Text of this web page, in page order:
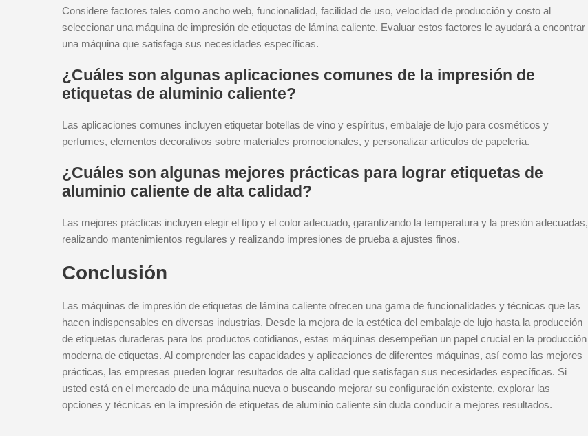
Considere factores tales como ancho web, funcionalidad, facilidad de uso, velocidad de producción y costo al
seleccionar una máquina de impresión de etiquetas de lámina caliente. Evaluar estos factores le ayudará a encontrar
una máquina que satisfaga sus necesidades específicas.
¿Cuáles son algunas aplicaciones comunes de la impresión de
etiquetas de aluminio caliente?
Las aplicaciones comunes incluyen etiquetar botellas de vino y espíritus, embalaje de lujo para cosméticos y
perfumes, elementos decorativos sobre materiales promocionales, y personalizar artículos de papelería.
¿Cuáles son algunas mejores prácticas para lograr etiquetas de
aluminio caliente de alta calidad?
Las mejores prácticas incluyen elegir el tipo y el color adecuado, garantizando la temperatura y la presión adecuadas,
realizando mantenimientos regulares y realizando impresiones de prueba a ajustes finos.
Conclusión
Las máquinas de impresión de etiquetas de lámina caliente ofrecen una gama de funcionalidades y técnicas que las
hacen indispensables en diversas industrias. Desde la mejora de la estética del embalaje de lujo hasta la producción
de etiquetas duraderas para los productos cotidianos, estas máquinas desempeñan un papel crucial en la producción
moderna de etiquetas. Al comprender las capacidades y aplicaciones de diferentes máquinas, así como las mejores
prácticas, las empresas pueden lograr resultados de alta calidad que satisfagan sus necesidades específicas. Si
usted está en el mercado de una máquina nueva o buscando mejorar su configuración existente, explorar las
opciones y técnicas en la impresión de etiquetas de aluminio caliente sin duda conducir a mejores resultados.